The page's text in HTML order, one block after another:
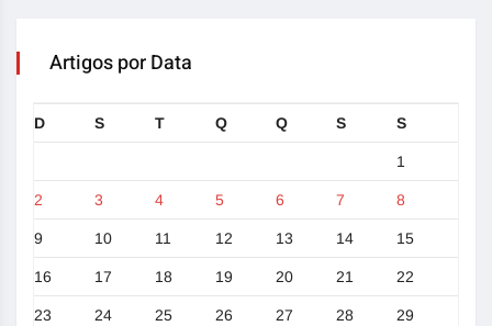
Artigos por Data
D S T Q Q S S
1
2 3 4 5 6 7 8
9 10 11 12 13 14 15
16 17 18 19 20 21 22
23 24 25 26 27 28 29